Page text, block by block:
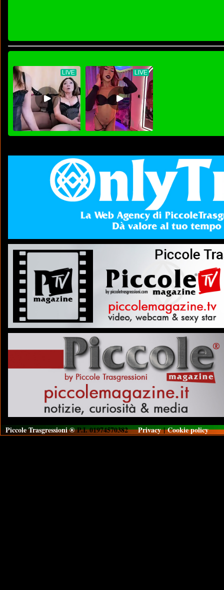
Piccole Trasgressioni ®P.I. 01974570382Privacy|Cookie policy